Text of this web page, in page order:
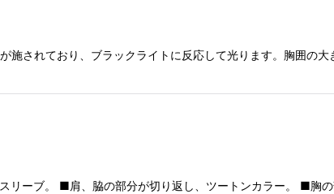
施されており、ブラックライトに反応して光ります。胸囲の
リーブ。 ■肩、脇の部分が切り返し、ツートンカラー。 ■胸